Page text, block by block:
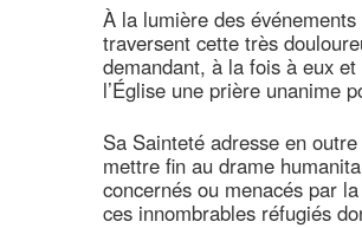
À la lumière des
traversent cette très
demandant, à la fois à eux
l’Église une prière unanime
Sa Sainteté adresse en
mettre fin au drame
concernés ou menacés par
ces innombrables réfugiés